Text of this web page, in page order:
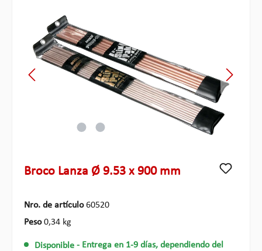
Omitir galería de imágenes
Broco Lanza Ø 9.53 x 900 mm
Nro. de artículo60520
Peso0,34 kg
Disponible - Entrega en 1-9 días, dependiendo del